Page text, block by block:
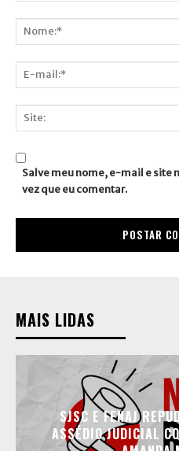
mail:*
Salve meu nome, e-mail e site
vez que eu comentar.
MAIS LIDAS
SJSC E FENAJ
ASSÉDIO JUDICIAL